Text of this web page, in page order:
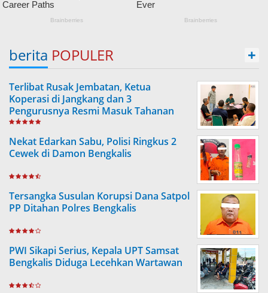
berita POPULER +
Terlibat Rusak Jembatan, Ketua
Koperasi di Jangkang dan 3
Pengurusnya Resmi Masuk Tahanan
Jaksa
Nekat Edarkan Sabu, Polisi Ringkus 2
Cewek di Damon Bengkalis
Tersangka Susulan Korupsi Dana Satpol
PP Ditahan Polres Bengkalis
PWI Sikapi Serius, Kepala UPT Samsat
Bengkalis Diduga Lecehkan Wartawan